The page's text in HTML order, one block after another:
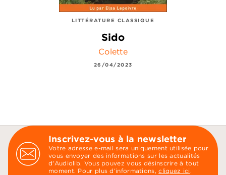
LITTÉRATURE CLASSIQUE
Sido
Colette
26/04/2023
Inscrivez-vous à la newsletter
Votre adresse e-mail sera uniquement utilisée pour
vous envoyer des informations sur les actualités
d'Audiolib. Vous pouvez vous désinscrire à tout
moment. Pour plus d’informations,cliquez ici .